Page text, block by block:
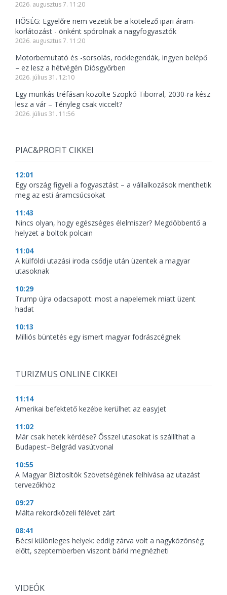
2026. augusztus 7. 11:20
HŐSÉG: Egyelőre nem vezetik be a kötelező ipari áram-
korlátozást - önként spórolnak a nagyfogyasztók
2026. augusztus 7. 11:20
Motorbemutató és -sorsolás, rocklegendák, ingyen belépő
– ez lesz a hétvégén Diósgyőrben
2026. július 31. 12:10
Egy munkás tréfásan közölte Szopkó Tiborral, 2030-ra kész
lesz a vár – Tényleg csak viccelt?
2026. július 31. 11:56
PIAC&PROFIT CIKKEI
12:01
Egy ország figyeli a fogyasztást – a vállalkozások menthetik
meg az esti áramcsúcsokat
11:43
Nincs olyan, hogy egészséges élelmiszer? Megdöbbentő a
helyzet a boltok polcain
11:04
A külföldi utazási iroda csődje után üzentek a magyar
utasoknak
10:29
Trump újra odacsapott: most a napelemek miatt üzent
hadat
10:13
Milliós büntetés egy ismert magyar fodrászcégnek
TURIZMUS ONLINE CIKKEI
11:14
Amerikai befektető kezébe kerülhet az easyJet
11:02
Már csak hetek kérdése? Ősszel utasokat is szállíthat a
Budapest–Belgrád vasútvonal
10:55
A Magyar Biztosítók Szövetségének felhívása az utazást
tervezőkhöz
09:27
Málta rekordközeli félévet zárt
08:41
Bécsi különleges helyek: eddig zárva volt a nagyközönség
előtt, szeptemberben viszont bárki megnézheti
VIDEÓK